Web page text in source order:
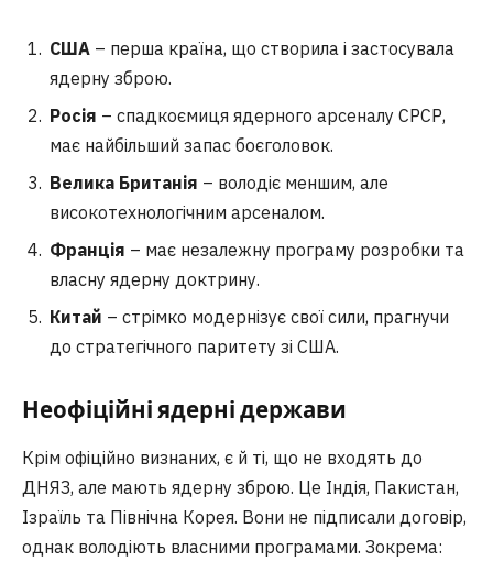
США – перша країна, що створила і застосувала
ядерну зброю.
Росія – спадкоємиця ядерного арсеналу СРСР,
має найбільший запас боєголовок.
Велика Британія – володіє меншим, але
високотехнологічним арсеналом.
Франція – має незалежну програму розробки та
власну ядерну доктрину.
Китай – стрімко модернізує свої сили, прагнучи
до стратегічного паритету зі США.
Неофіційні ядерні держави
Крім офіційно визнаних, є й ті, що не входять до
ДНЯЗ, але мають ядерну зброю. Це Індія, Пакистан,
Ізраїль та Північна Корея. Вони не підписали договір,
однак володіють власними програмами. Зокрема: